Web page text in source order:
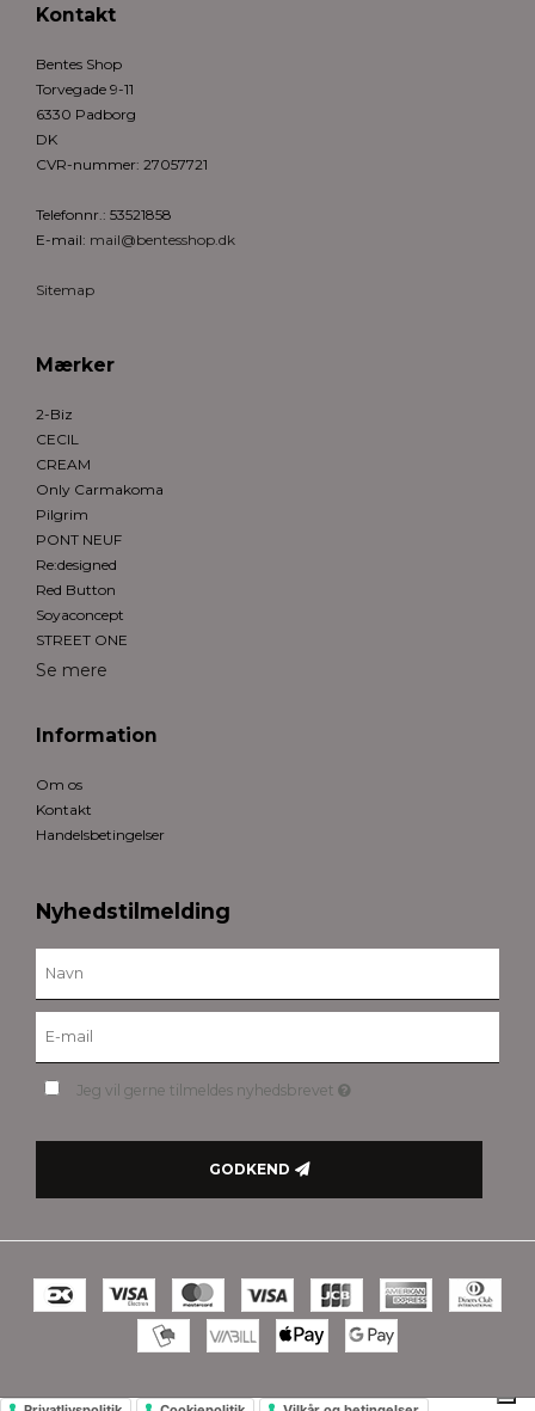
Kontakt
Bentes Shop
Torvegade 9-11
6330 Padborg
DK
CVR-nummer: 27057721
Telefonnr.: 53521858
E-mail: mail@bentesshop.dk
Sitemap
Mærker
2-Biz
CECIL
CREAM
Only Carmakoma
Pilgrim
PONT NEUF
Re:designed
Red Button
Soyaconcept
STREET ONE
Se mere
Information
Om os
Kontakt
Handelsbetingelser
Nyhedstilmelding
Jeg vil gerne tilmeldes nyhedsbrevet
GODKEND